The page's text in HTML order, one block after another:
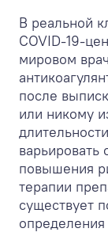
В реальной
COVID-19-
мировом
после
или никому
варьировать
повышения
терапии
существует
определения